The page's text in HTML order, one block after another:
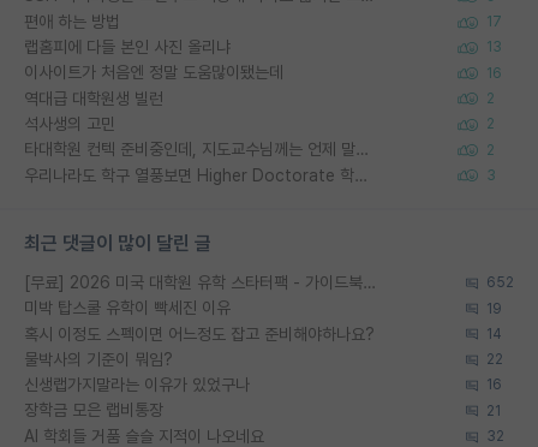
편애 하는 방법 17
랩홈피에 다들 본인 사진 올리냐 13
이사이트가 처음엔 정말 도움많이됐는데 16
역대급 대학원생 빌런 2
석사생의 고민 2
타대학원 컨텍 준비중인데, 지도교수님께는 언제 말씀드려야 할까요? 2
우리나라도 학구 열풍보면 Higher Doctorate 학위가 필요하다고 봅니다. 3
최근 댓글이 많이 달린 글
[무료] 2026 미국 대학원 유학 스타터팩 - 가이드북 & 합격자 컨택메일 템플릿 652
미박 탑스쿨 유학이 빡세진 이유 19
혹시 이정도 스펙이면 어느정도 잡고 준비해야하나요? 14
물박사의 기준이 뭐임? 22
신생랩가지말라는 이유가 있었구나 16
장학금 모은 랩비통장 21
AI 학회들 거품 슬슬 지적이 나오네요 32